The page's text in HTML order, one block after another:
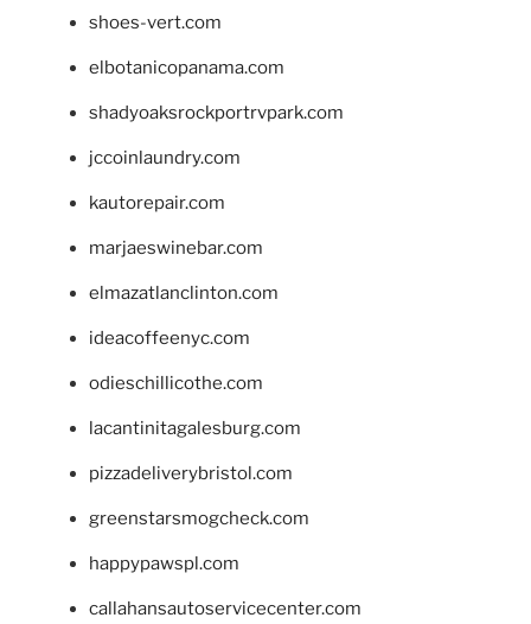
shoes-vert.com
elbotanicopanama.com
shadyoaksrockportrvpark.com
jccoinlaundry.com
kautorepair.com
marjaeswinebar.com
elmazatlanclinton.com
ideacoffeenyc.com
odieschillicothe.com
lacantinitagalesburg.com
pizzadeliverybristol.com
greenstarsmogcheck.com
happypawspl.com
callahansautoservicecenter.com